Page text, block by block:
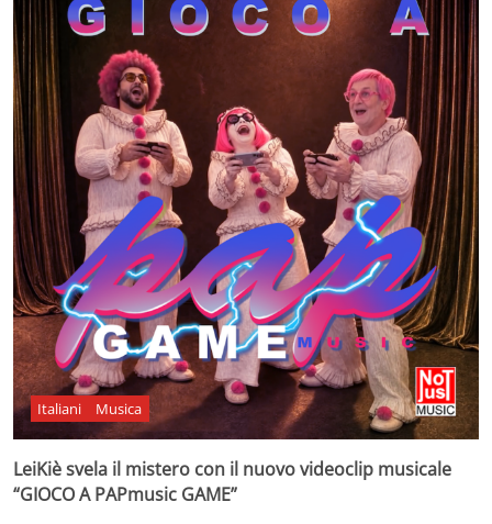
Italiani Musica
LeiKiè svela il mistero con il nuovo videoclip musicale
“GIOCO A PAPmusic GAME”